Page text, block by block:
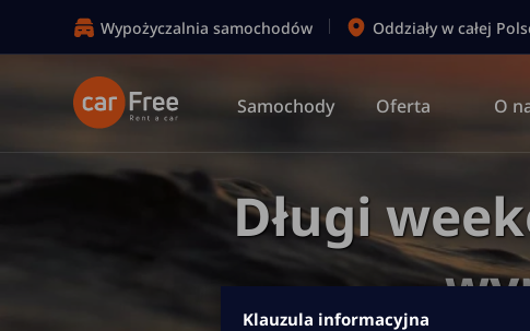
Długi
Wypożyczalnia samochodów Oddziały w całej
Samochody Oferta O
Klauzula informacyjna